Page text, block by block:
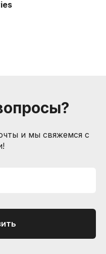
и мы свяжемся с